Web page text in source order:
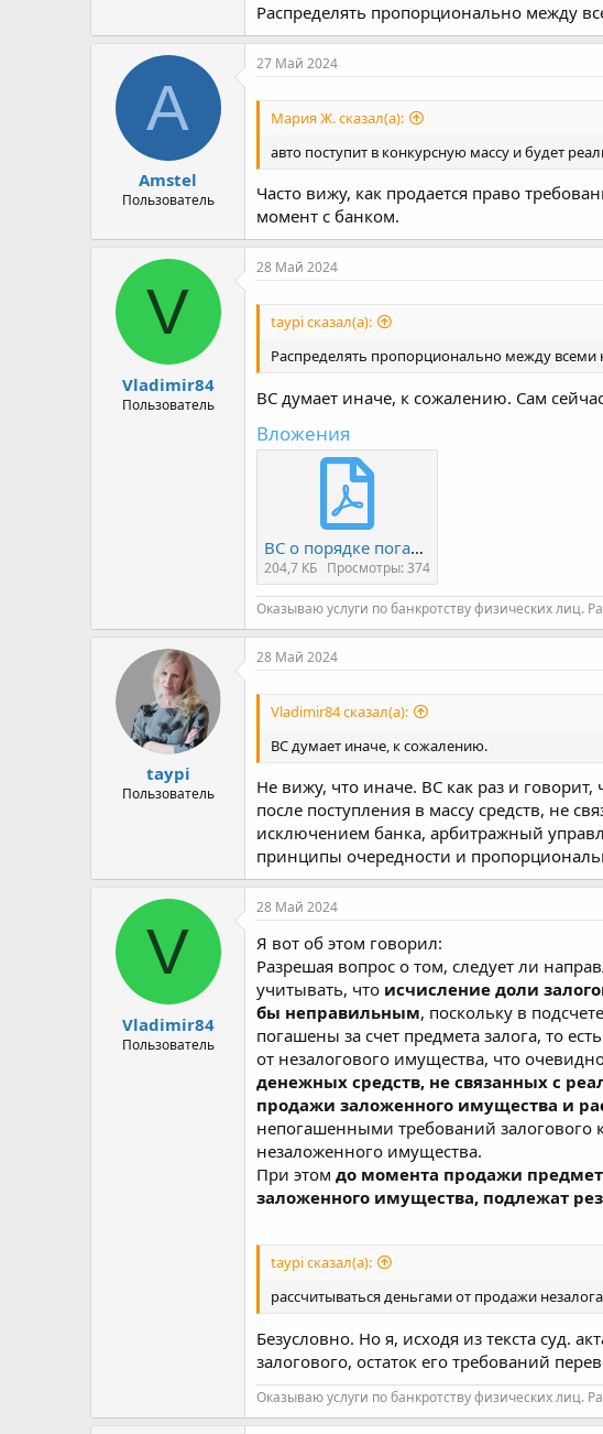
Распределять пропорционально между
A
Amstel
Пользователь
27 Май 2024
Мария Ж. сказал(а):
авто поступит в конкурсную массу и будет
Часто вижу, как продается право
момент с банком.
V
Vladimir84
Пользователь
28 Май 2024
taypi сказал(а):
Распределять пропорционально между всеми
ВС думает иначе, к сожалению. Сам
Вложения
ВС о порядке погашения треб залоговых кредиторов при продаже незалогового имущества.pdf
204,7 КБ Просмотры: 374
Оказываю услуги по банкротству физических лиц.
taypi
Пользователь
28 Май 2024
Vladimir84 сказал(а):
ВС думает иначе, к сожалению.
Не вижу, что иначе. ВС как раз и
после поступления в массу средств, не
исключением банка, арбитражный
принципы очередности и
V
Vladimir84
Пользователь
28 Май 2024
Я вот об этом говорил:
Разрешая вопрос о том, следует ли
учитывать, что исчисление доли
бы неправильным, поскольку в
погашены за счет предмета залога, то
от незалогового имущества, что
денежных средств, не связанных с
продажи заложенного имущества и
непогашенными требований залогового
незаложенного имущества.
При этом до момента продажи
заложенного имущества, подлежат
taypi сказал(а):
рассчитываться деньгами от продажи
Безусловно. Но я, исходя из текста суд.
залогового, остаток его требований
Оказываю услуги по банкротству физических лиц.